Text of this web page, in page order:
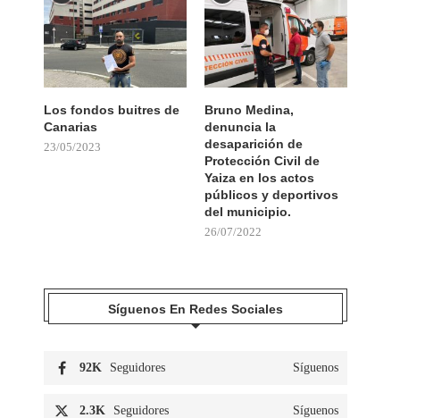
Los fondos buitres de
Canarias
23/05/2023
Bruno Medina,
denuncia la
desaparición de
Protección Civil de
Yaiza en los actos
públicos y deportivos
del municipio.
26/07/2022
Síguenos En Redes Sociales
92K Seguidores Síguenos
2.3K Seguidores Síguenos